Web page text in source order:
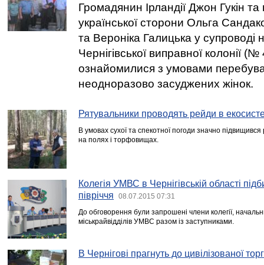
Громадянин Ірландії Джон Гукін
української сторони Ольга
та Вероніка Галицька у супроводі
Чернігівської виправної колонії
ознайомилися з умовами
неодноразово засуджених жінок.
Рятувальники проводять рейди в
В умовах сухої та спекотної погоди значно
на полях і торфовищах.
Колегія УМВС в Чернігівській області
півріччя
08.07.2015 07:31
До обговорення були запрошені члени колегії,
міськрайвідділів УМВС разом із заступниками.
В Чернігові прагнуть до цивілізованої